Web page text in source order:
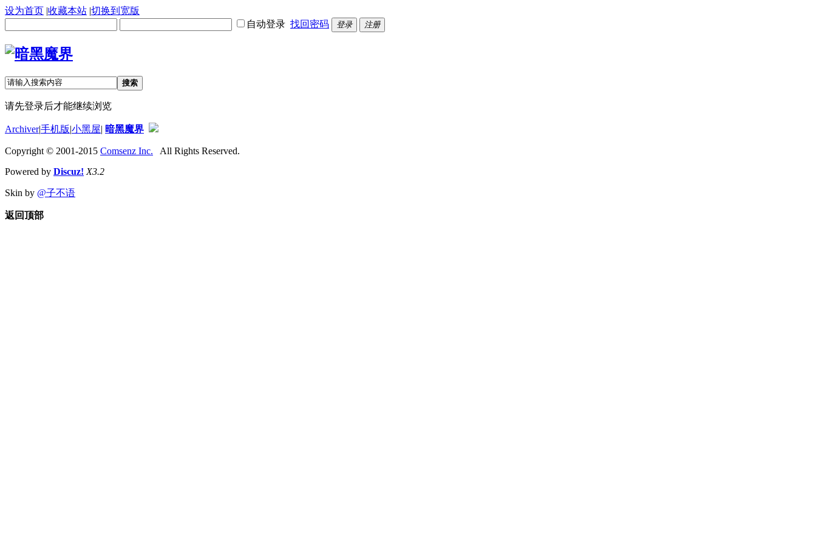
设为首页 |收藏本站 |切换到宽版
自动登录 找回密码 登录 注册
搜索
请先登录后才能继续浏览
Archiver|手机版|小黑屋| 暗黑魔界
Copyright © 2001-2015 Comsenz Inc. All Rights Reserved.
Powered by Discuz! X3.2
Skin by @子不语
返回顶部